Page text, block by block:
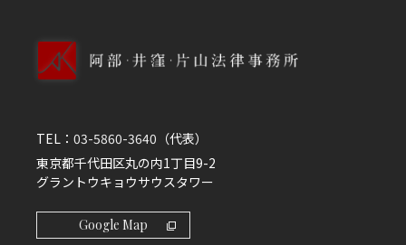
TEL： 03-5860-3640 （代表）
東京都千代田区丸の内1丁目9-2
グラントウキョウサウスタワー
Google Map